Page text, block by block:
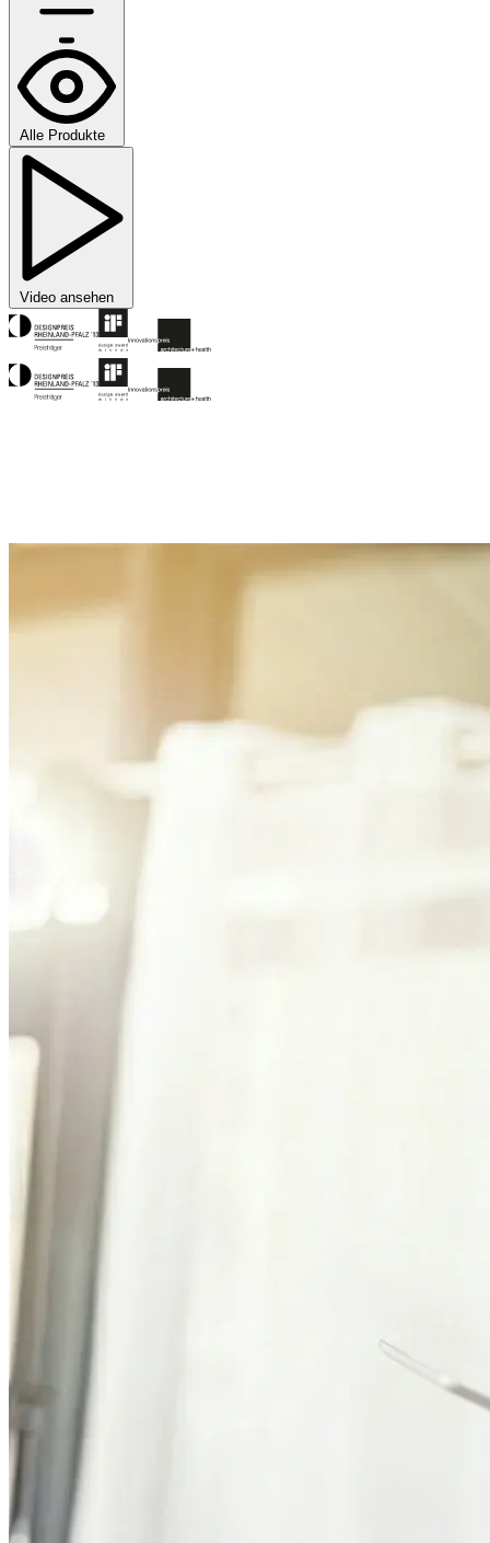
Alle Produkte
Video ansehen